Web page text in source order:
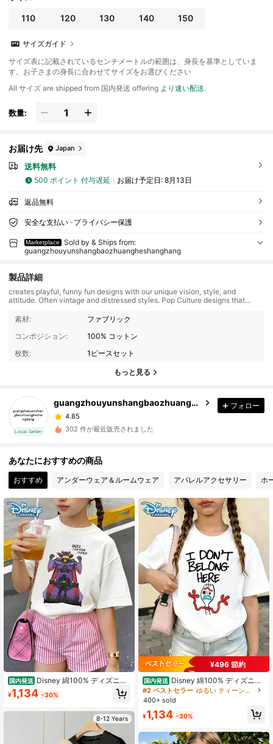
110 120 130 140 150
サイズガイド
サイズ表に記載されているセンチメートルの範囲は、身長を基準としていま
す。お子さまの身長に合わせてサイズをお選びください
All サイズ are shipped from 国内発送 offering より速い配送.
数量:
お届け先 Japan
送料無料
500 ポイント 付与遅延 お届け予定日: 8月13日
返品無料
安全な支払い · プライバシー保護
Marketplace
Sold by & Ships from:
guangzhouyunshangbaozhuangheshanghang
製品詳細
creates playful, funny fun designs with our unique vision, style, and
attitude. Often vintage and distressed styles. Pop Culture designs that
special holiday. Perfect for any special occasion, event, or gathering.
adjective: whimsical playfully quaint or fanciful, especially in an appealing
and amusing way. "a whimsical sense of humor" Similar: fanciful, playful,
mischievous, waggish, quaint, fantastic, unusual, curious, droll, eccentric,
quirky, offbeat, idiosyncratic, unconventional, outlandish, peculiar, queer,
bizarre, crypto, weird, hot, street, hip, cool, sarcastic, hilarious, humorous,
素材:
ファブリック
コンポジション:
100% コットン
枚数:
1ピースセット
もっと見る
Local Seller
guangzhouyunshangbaozhuangheshanghang
4.85
フォロー
302 件が最近販売されました
あなたにおすすめの商品
おすすめ アンダーウェア＆ルームウェア アパレルアクセサリー ホ
国内発送 Disney 綿100% ディズニー
ピクサー トイ・ストーリー ズルグ・
バズ I Am Your Father! 子供用 T シャ
¥1,134 -30%
8-12 Years
¥496 節約
国内発送 Disney 綿100% ディズニー
ピクサー トイ・ストーリー4 フォー
キー I Don't Belong Here ポスター
ラプリント キッズ T シャツ
#2 ベストセラー
ゆるい ティーンガールズTシャツ
400+ sold
¥1,134 -30%